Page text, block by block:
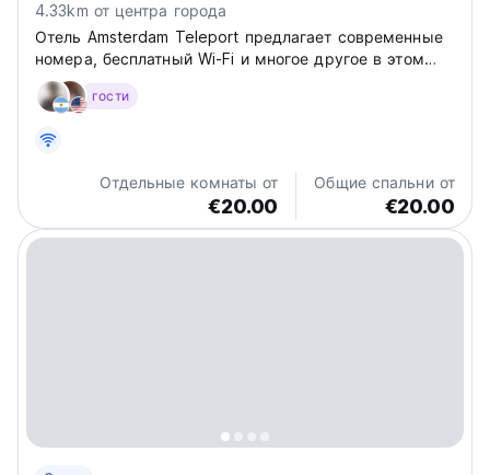
4.33km от центра города
Отель Amsterdam Teleport предлагает современные
номера, бесплатный Wi-Fi и многое другое в этом
оживленном городе.
гости
Отдельные комнаты от
€20.00
Общие спальни от
€20.00